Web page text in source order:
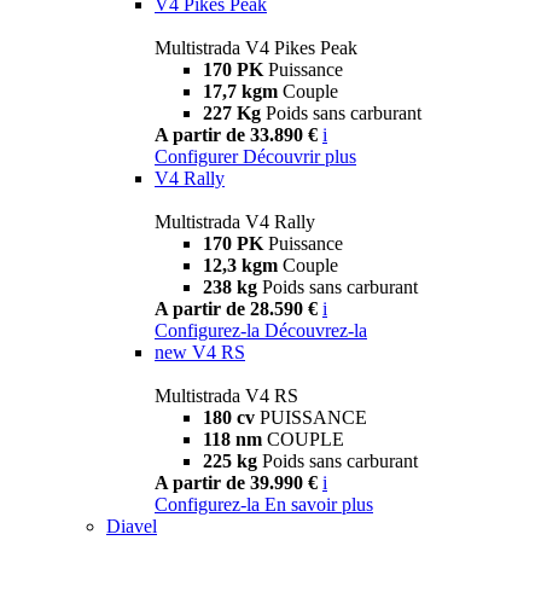
Multistrada V4 Pikes Peak
170 PK Puissance
17,7 kgm Couple
227 Kg Poids sans carburant
A partir de 33.890 € i
Configurer Découvrir plus
V4 Rally
Multistrada V4 Rally
170 PK Puissance
12,3 kgm Couple
238 kg Poids sans carburant
A partir de 28.590 € i
Configurez-la Découvrez-la
new V4 RS
Multistrada V4 RS
180 cv PUISSANCE
118 nm COUPLE
225 kg Poids sans carburant
A partir de 39.990 € i
Configurez-la En savoir plus
Diavel